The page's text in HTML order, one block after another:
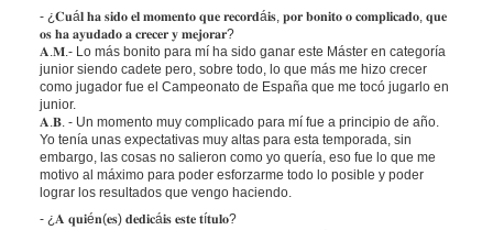
- ¿𝐂𝐮á𝐥 𝐡𝐚 𝐬𝐢𝐝𝐨 𝐞𝐥 𝐦𝐨𝐦𝐞𝐧𝐭𝐨 𝐪𝐮𝐞 𝐫𝐞𝐜𝐨𝐫𝐝á𝐢𝐬, 𝐩𝐨𝐫 𝐛𝐨𝐧𝐢𝐭𝐨 𝐨 𝐜𝐨𝐦𝐩𝐥𝐢𝐜𝐚𝐝𝐨, 𝐪𝐮𝐞
𝐨𝐬 𝐡𝐚 𝐚𝐲𝐮𝐝𝐚𝐝𝐨 𝐚 𝐜𝐫𝐞𝐜𝐞𝐫 𝐲 𝐦𝐞𝐣𝐨𝐫𝐚𝐫?
𝐀.𝐌.- Lo más bonito para mí ha sido ganar este Máster en categoría
junior siendo cadete pero, sobre todo, lo que más me hizo crecer
como jugador fue el Campeonato de España que me tocó jugarlo en
junior.
𝐀.𝐁. - Un momento muy complicado para mí fue a principio de año.
Yo tenía unas expectativas muy altas para esta temporada, sin
embargo, las cosas no salieron como yo quería, eso fue lo que me
motivo al máximo para poder esforzarme todo lo posible y poder
lograr los resultados que vengo haciendo.
- ¿𝐀 𝐪𝐮𝐢é𝐧(𝐞𝐬) 𝐝𝐞𝐝𝐢𝐜á𝐢𝐬 𝐞𝐬𝐭𝐞 𝐭í𝐭𝐮𝐥𝐨?